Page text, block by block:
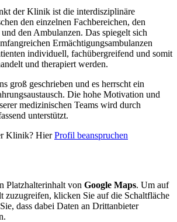
der Klinik ist die interdisziplinäre
den einzelnen Fachbereichen, den
den Ambulanzen. Das spiegelt sich
Ermächtigungsambulanzen
individuell, fachübergreifend und somit
und therapiert werden.
groß geschrieben und es herrscht ein
Die hohe Motivation und
medizinischen Teams wird durch
unterstützt.
Klinik? HierProfil beanspruchen
Platzhalterinhalt von Google Maps. Um auf
zuzugreifen, klicken Sie auf die Schaltfläche
dass dabei Daten an Drittanbieter